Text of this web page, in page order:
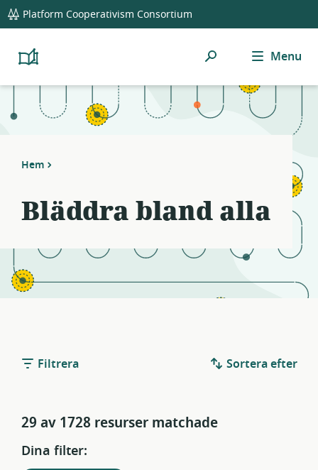
global
navigation
Platform Cooperativism Consortium
Platform
Resource
Sök Menu
Hem
Bläddra bland alla
Filtrera Sortera efter
29 av 1728 resurser matchade
Dina filter:
Notifications
21
filters
Resource